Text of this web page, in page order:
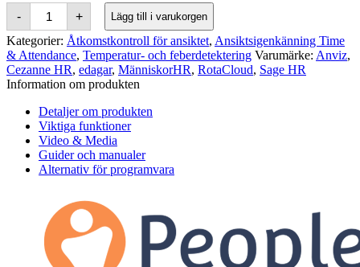
-
Anviz
FaceDeep
5
IRT
Contactless
Thermal
Facial
System
kvantitet
+ Lägg till i varukorgen
Kategorier: Åtkomstkontroll för ansiktet, Ansiktsigenkänning Time
& Attendance, Temperatur- och feberdetektering Varumärke: Anviz,
Cezanne HR, edagar, MänniskorHR, RotaCloud, Sage HR
Information om produkten
Detaljer om produkten
Viktiga funktioner
Video & Media
Guider och manualer
Alternativ för programvara